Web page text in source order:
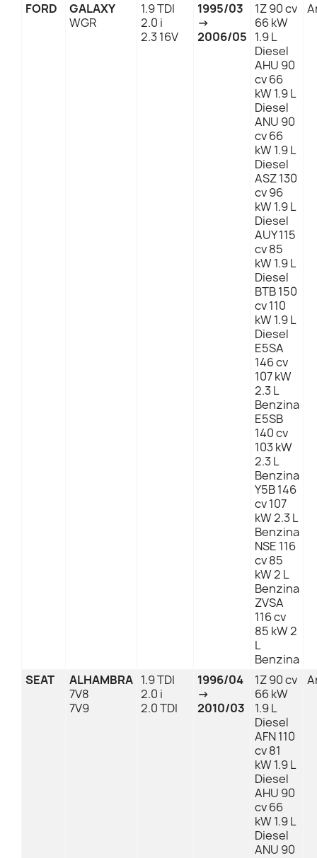
FORD
GALAXY
WGR
1.9 TDI
2.0 i
2.3 16V
1995/03
→
2006/05
1Z 90 cv
66 kW
1.9 L
Diesel
AHU 90
cv 66
kW 1.9 L
Diesel
ANU 90
cv 66
kW 1.9 L
Diesel
ASZ 130
cv 96
kW 1.9 L
Diesel
AUY 115
cv 85
kW 1.9 L
Diesel
BTB 150
cv 110
kW 1.9 L
Diesel
E5SA
146 cv
107 kW
2.3 L
Benzina
E5SB
140 cv
103 kW
2.3 L
Benzina
Y5B 146
cv 107
kW 2.3 L
Benzina
NSE 116
cv 85
kW 2 L
Benzina
ZVSA
116 cv
85 kW 2
L
Benzina
SEAT
ALHAMBRA
7V8
7V9
1.9 TDI
2.0 i
2.0 TDI
1996/04
→
2010/03
1Z 90 cv
66 kW
1.9 L
Diesel
AFN 110
cv 81
kW 1.9 L
Diesel
AHU 90
cv 66
kW 1.9 L
Diesel
ANU 90